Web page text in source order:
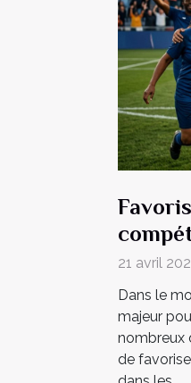
21 avril
Dans le
majeur
nombreux
de